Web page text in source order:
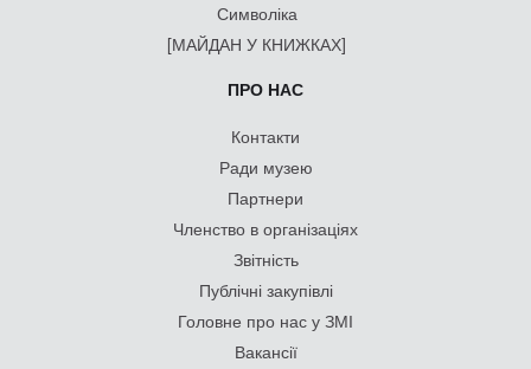
Символіка
[МАЙДАН У КНИЖКАХ]
ПРО НАС
Контакти
Ради музею
Партнери
Членство в організаціях
Звітність
Публічні закупівлі
Головне про нас у ЗМІ
Вакансії